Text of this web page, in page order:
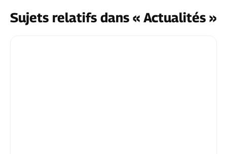
Sujets relatifs dans « Actualités »